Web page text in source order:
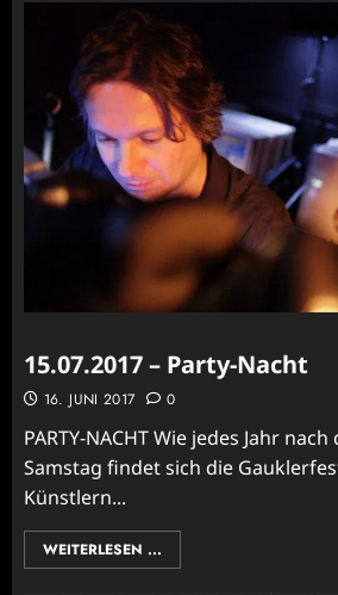
15.07.2017 – Party-Nacht
16. JUNI 2017 0
PARTY-NACHT Wie jedes Jahr
Samstag findet sich die
Künstlern...
WEITERLESEN ...